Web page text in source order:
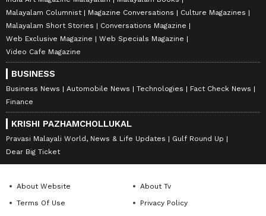
Malayalam Columnist
Magazine Conversations
Culture Magazines
Malayalam Short Stories
Conversations Magazine
Web Exclusive Magazine
Web Specials Magazine
Video Cafe Magazine
BUSINESS
Business News Automobile News Technologies
Fact Check News
Finance
KRISHI PAZHAMCHOLLUKAL
Pravasi Malayali World, News & Life Updates
Gulf Round Up
Dear Big Ticket
About Website
About Tv
Terms Of Use
Privacy Policy